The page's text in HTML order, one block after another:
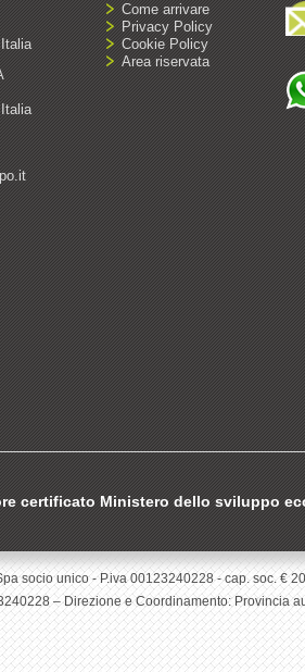
Come arrivare
Privacy Policy
Cookie Policy
Area riservata
certificato Ministero dello sviluppo
socio unico - P.iva 00123240228 - cap. soc. €
– Direzione e Coordinamento: Provincia